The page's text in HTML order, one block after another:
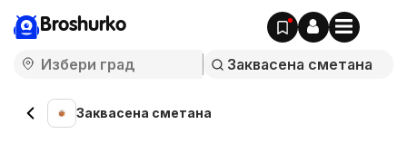
Broshurko
Заквасена сметана